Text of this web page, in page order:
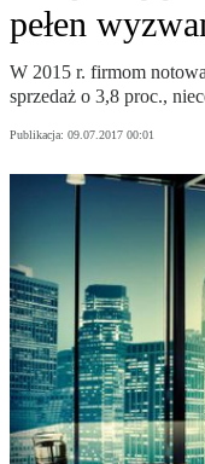
pełen
W 2015 r. firmom
sprzedaż o 3,8 proc.,
Publikacja: 09.07.2017 00:01